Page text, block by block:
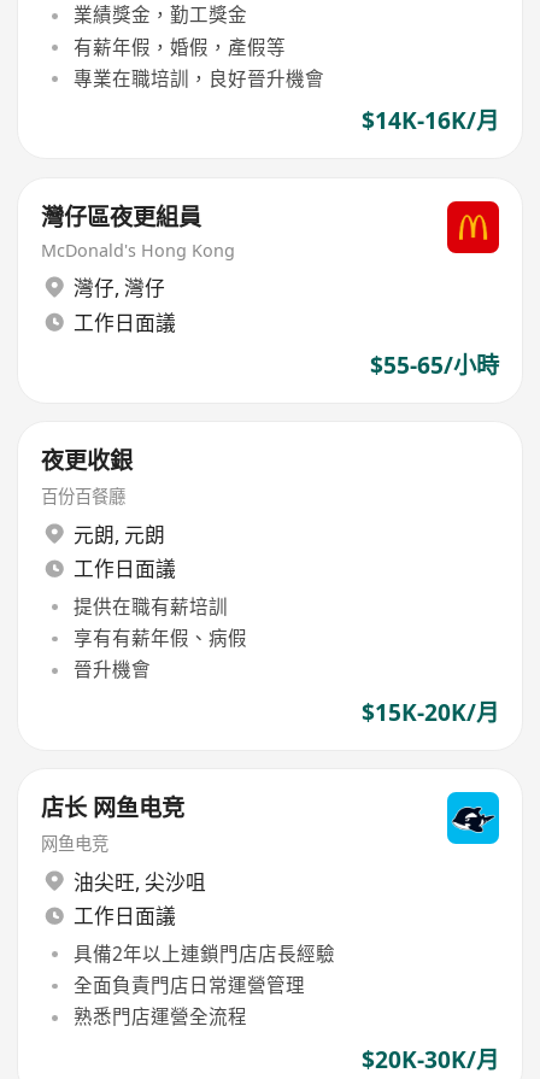
業績獎金，勤工獎金
有薪年假，婚假，產假等
專業在職培訓，良好晉升機會
$14K-16K/月
灣仔區夜更組員
McDonald's Hong Kong
灣仔, 灣仔
工作日面議
$55-65/小時
夜更收銀
百份百餐廳
元朗, 元朗
工作日面議
提供在職有薪培訓
享有有薪年假、病假
晉升機會
$15K-20K/月
店长 网鱼电竞
网鱼电竞
油尖旺, 尖沙咀
工作日面議
具備2年以上連鎖門店店長經驗
全面負責門店日常運營管理
熟悉門店運營全流程
$20K-30K/月